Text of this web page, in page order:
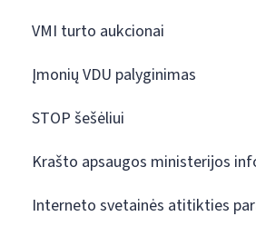
VMI turto aukcionai
Įmonių VDU palyginimas
STOP šešėliui
Krašto apsaugos ministerijos
Interneto svetainės atitikties